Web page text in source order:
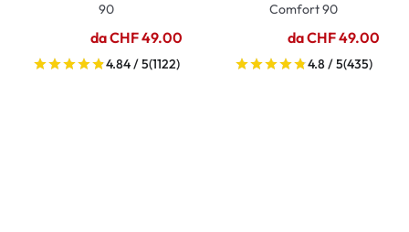
90
da CHF 49.00
4.84 / 5(1122)
Comfort 90
da CHF 49.00
4.8 / 5(435)